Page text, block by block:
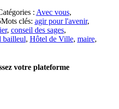
: Avec vous,
Mots clés: agir pour l'avenir,
, conseil des sages,
bailleul, Hôtel de Ville, maire,
votre plateforme